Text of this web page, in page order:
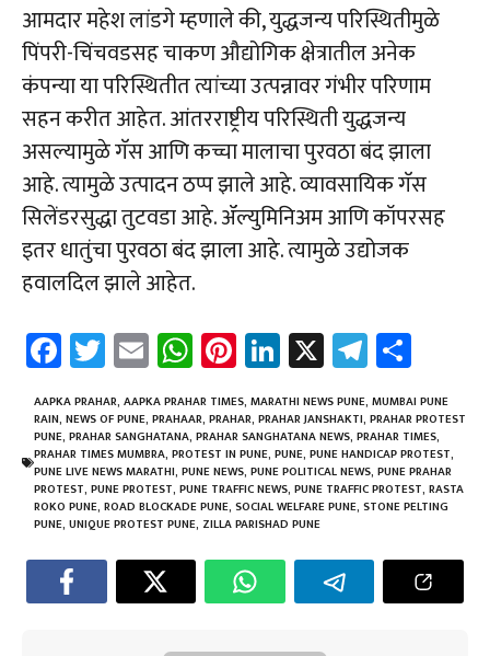
आमदार महेश लांडगे म्हणाले की, युद्धजन्य परिस्थितीमुळे
पिंपरी-चिंचवडसह चाकण औद्योगिक क्षेत्रातील अनेक
कंपन्या या परिस्थितीत त्यांच्या उत्पन्नावर गंभीर परिणाम
सहन करीत आहेत. आंतरराष्ट्रीय परिस्थिती युद्धजन्य
असल्यामुळे गॅस आणि कच्चा मालाचा पुरवठा बंद झाला
आहे. त्यामुळे उत्पादन ठप्प झाले आहे. व्यावसायिक गॅस
सिलेंडरसुद्धा तुटवडा आहे. ॲल्युमिनिअम आणि कॉपरसह
इतर धातुंचा पुरवठा बंद झाला आहे. त्यामुळे उद्योजक
हवालदिल झाले आहेत.
Fa
ce
b
o
ok
T
wi
tt
er
E
m
ail
W
h
at
sA
p
p
Pi
nt
er
es
t
Li
nk
e
dI
n
X Te
le
gr
a
m
ar
e
AAPKA PRAHAR, AAPKA PRAHAR TIMES, MARATHI NEWS PUNE, MUMBAI PUNE
RAIN, NEWS OF PUNE, PRAHAAR, PRAHAR, PRAHAR JANSHAKTI, PRAHAR PROTEST
PUNE, PRAHAR SANGHATANA, PRAHAR SANGHATANA NEWS, PRAHAR TIMES,
PRAHAR TIMES MUMBRA, PROTEST IN PUNE, PUNE, PUNE HANDICAP PROTEST,
PUNE LIVE NEWS MARATHI, PUNE NEWS, PUNE POLITICAL NEWS, PUNE PRAHAR
PROTEST, PUNE PROTEST, PUNE TRAFFIC NEWS, PUNE TRAFFIC PROTEST, RASTA
ROKO PUNE, ROAD BLOCKADE PUNE, SOCIAL WELFARE PUNE, STONE PELTING
PUNE, UNIQUE PROTEST PUNE, ZILLA PARISHAD PUNE